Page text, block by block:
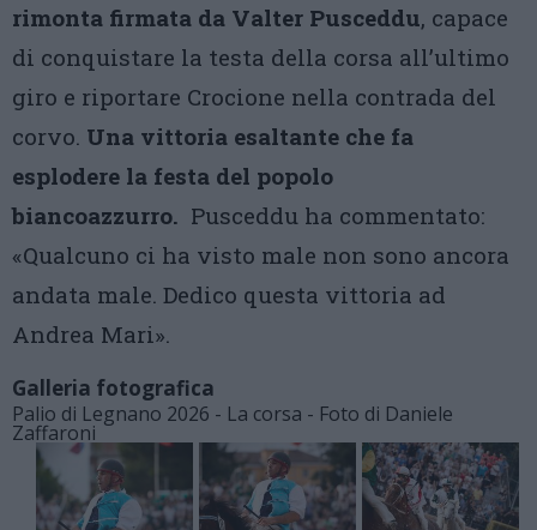
rimonta firmata da Valter Pusceddu, capace
di conquistare la testa della corsa all’ultimo
giro e riportare Crocione nella contrada del
corvo. Una vittoria esaltante che fa
esplodere la festa del popolo
biancoazzurro. Pusceddu ha commentato:
«Qualcuno ci ha visto male non sono ancora
andata male. Dedico questa vittoria ad
Andrea Mari».
Galleria fotografica
Palio di Legnano 2026 - La corsa - Foto di Daniele
Zaffaroni